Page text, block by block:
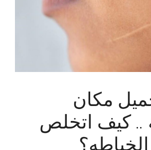
مكان
.. كيف اتخلص